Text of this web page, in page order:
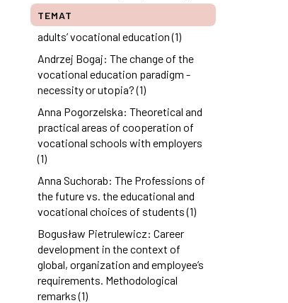
TEMAT
adults’ vocational education (1)
Andrzej Bogaj: The change of the
vocational education paradigm -
necessity or utopia? (1)
Anna Pogorzelska: Theoretical and
practical areas of cooperation of
vocational schools with employers
(1)
Anna Suchorab: The Professions of
the future vs. the educational and
vocational choices of students (1)
Bogusław Pietrulewicz: Career
development in the context of
global, organization and employee’s
requirements. Methodological
remarks (1)